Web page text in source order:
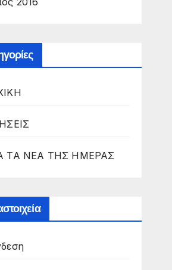
ΤΑ ΝΕΑ ΤΗΣ ΗΜΕΡΑΣ